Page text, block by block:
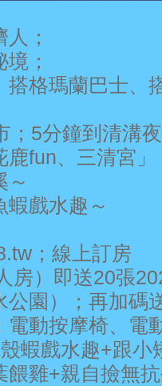
；
；
搭格瑪蘭巴士、
；5分鐘到清溝
fun、三清宮」
～
蝦戲水趣～
；線上訂房
房）即送20張
公園）；再加碼
電動按摩椅、電
蝦戲水趣+跟小
餵雞+親自撿無